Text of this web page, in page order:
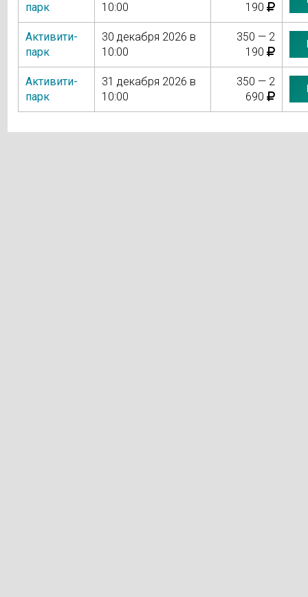
парк 10:00 190
Активити-
парк
30 декабря 2026 в
10:00
350 — 2
190
Активити-
парк
31 декабря 2026 в
10:00
350 — 2
690